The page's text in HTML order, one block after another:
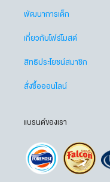
พัฒนาการเด็ก
เกี่ยวกับโฟร์โมสต์
สิทธิประโยชน์สมาชิก
สั่งซื้อออนไลน์
แบรนด์ของเรา